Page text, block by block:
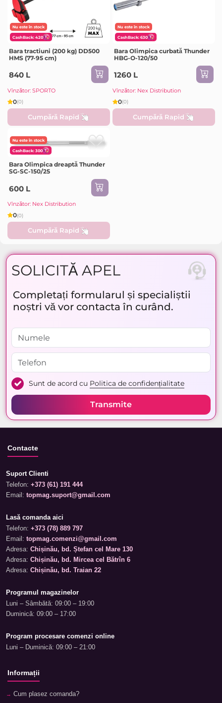
Nu este în stock
CashBack: 420
Bara tractiuni (200 kg) DD500
HMS (77-95 cm)
840 L
Vînzător: SPORTO
0(0)
Cumpără Rapid
Nu este în stock
CashBack: 630
Bara Olimpica curbată Thunder
HBG-O-120/50
1260 L
Vînzător: Nex Distribution
0(0)
Cumpără Rapid
Nu este în stock
CashBack: 300
Bara Olimpica dreaptă Thunder
SG-SC-150/25
600 L
Vînzător: Nex Distribution
0(0)
Cumpără Rapid
SOLICITĂ APEL
Completați formularul și specialiștii
noștri vă vor contacta în curând.
Sunt de acord cu Politica de confidențialitate
Transmite
Contacte
Suport Clienti
Telefon: +373 (61) 191 444
Email: topmag.suport@gmail.com
Lasă comanda aici
Telefon: +373 (78) 889 797
Email: topmag.comenzi@gmail.com
Adresa: Chișinău, bd. Ștefan cel Mare 130
Adresa: Chișinău, bd. Mircea cel Bătrîn 6
Adresa: Chișinău, bd. Traian 22
Programul magazinelor
Luni – Sâmbătă: 09:00 – 19:00
Duminică: 09:00 – 17:00
Program procesare comenzi online
Luni – Duminică: 09:00 – 21:00
Informații
Cum plasez comanda?